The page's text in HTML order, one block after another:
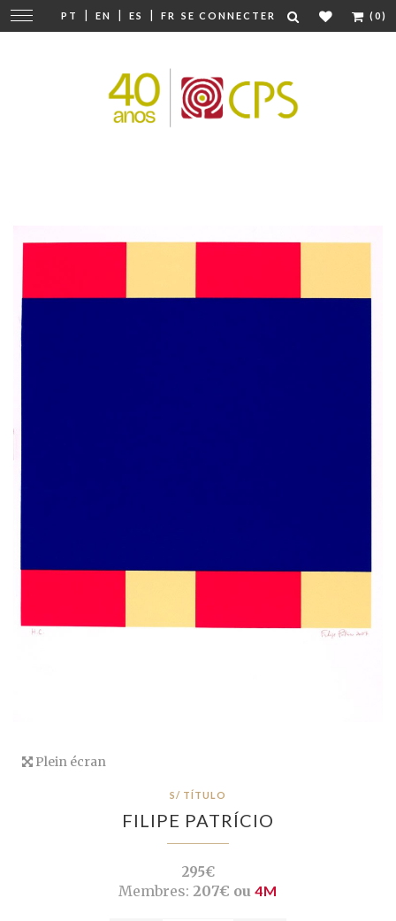
PT | EN | ES | FR SE CONNECTER (0)
Modifier
la
Plein écran
S/ TÍTULO
FILIPE PATRÍCIO
295€
Membres: 207€ ou 4M